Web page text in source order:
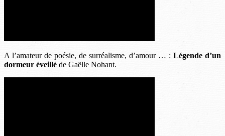
A l’amateur de poésie, de surréalisme, d’amour … : Légende d’un
dormeur éveillé de Gaëlle Nohant.